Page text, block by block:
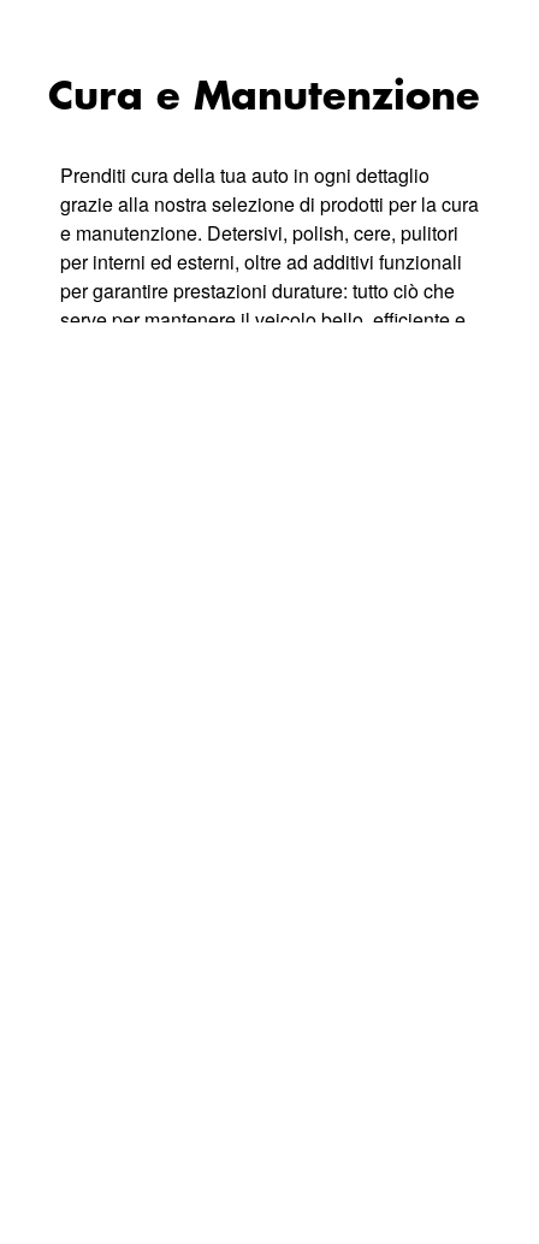
Cura e Manutenzione
Prenditi cura della tua auto in ogni dettaglio
grazie alla nostra selezione di prodotti per la cura
e manutenzione. Detersivi, polish, cere, pulitori
per interni ed esterni, oltre ad additivi funzionali
per garantire prestazioni durature: tutto ciò che
serve per mantenere il veicolo bello, efficiente e